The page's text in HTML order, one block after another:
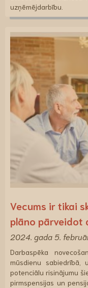
uzņēmējdarbību.
Vecums ir tikai
plāno pārveidot
2024. gada 5.
Darbaspēka
mūsdienu sabiedrībā,
potenciālu risinājumu
pirmspensijas un